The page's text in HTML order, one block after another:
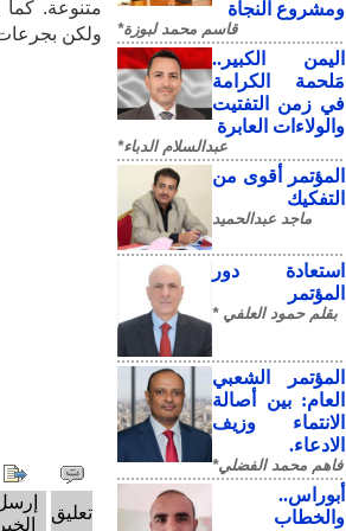
ومشروع النجاة
قاسم محمد لبوزة*
​اليمن الكبير..
مَلحمة الكرامة
في زمن التفتيت
والولاءات العابرة
عبدالسلام الدباء*
المؤتمر أقوى من
التفكيك
ماجد عبدالحميد
استعادة دور
المؤتمر
بقلم حمود العلفي *
المؤتمر الشعبي
العام: بين أصالة
الانتماء وزيف
الادعاء.
فاهم محمد الفضلي*
أبوراس..
والخطاب
متنوعة. كما
ولكن
تعليق
الخبر